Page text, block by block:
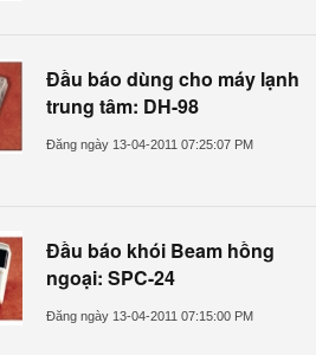
Đầu báo dùng cho máy lạnh
trung tâm: DH-98
Đăng ngày 13-04-2011 07:25:07 PM
Đầu báo khói Beam hồng
ngoại: SPC-24
Đăng ngày 13-04-2011 07:15:00 PM